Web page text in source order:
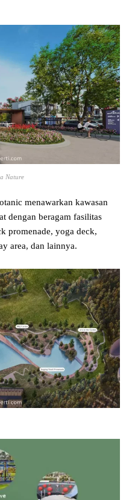
Nature
menawarkan kawasan
dengan beragam fasilitas
promenade, yoga deck,
area, dan lainnya.